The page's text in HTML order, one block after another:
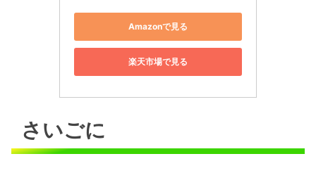
Amazonで見る
楽天市場で見る
さいごに